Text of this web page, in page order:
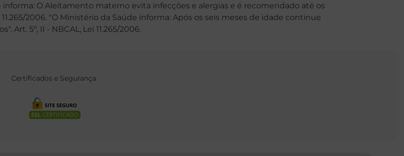
informa: O Aleitamento materno evita infecções e alergias e é recomendado até os
2006. "O Ministério da Saúde informa: Após os seis meses de idade continue
5º, II - NBCAL, Lei 11.265/2006.
Certificados e Segurança